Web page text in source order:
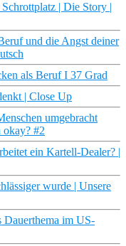
| Die Story |
und die Angst deiner
als Beruf I 37 Grad
| Close Up
umgebracht
okay? #2
ein Kartell-Dealer? |
wurde | Unsere
im US-